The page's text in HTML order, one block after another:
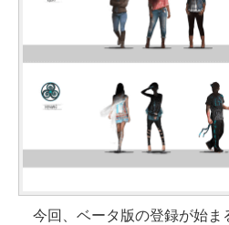
今回、ベータ版の登録が始ま